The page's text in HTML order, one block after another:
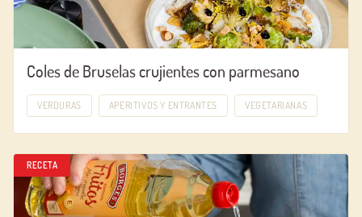
Coles de Bruselas crujientes con parmesano
VERDURAS APERITIVOS Y ENTRANTES VEGETARIANAS
RECETA